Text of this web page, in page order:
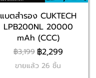
แบตสำรอง CUKTECH
LPB200NL 20000
mAh (CCC)
฿3,199 ฿2,299
ขายแล้ว 26 ชิ้น